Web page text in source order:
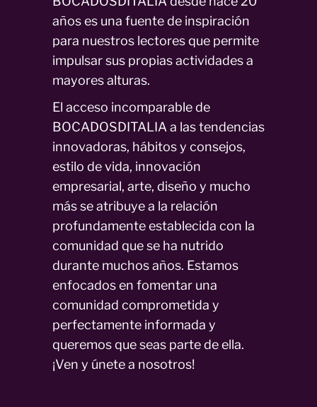
años es una fuente de inspiración
para nuestros lectores que permite
impulsar sus propias actividades a
mayores alturas.
El acceso incomparable de
BOCADOSDITALIA a las tendencias
innovadoras, hábitos y consejos,
estilo de vida, innovación
empresarial, arte, diseño y mucho
más se atribuye a la relación
profundamente establecida con la
comunidad que se ha nutrido
durante muchos años. Estamos
enfocados en fomentar una
comunidad comprometida y
perfectamente informada y
queremos que seas parte de ella.
¡Ven y únete a nosotros!